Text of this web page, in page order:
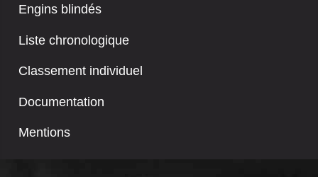
Engins blindés
Liste chronologique
Classement individuel
Documentation
Mentions